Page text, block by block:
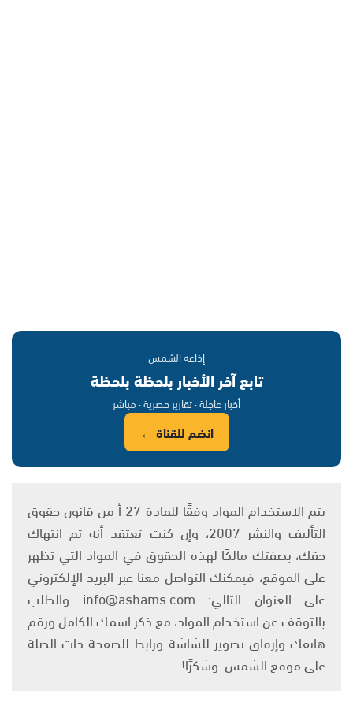
إذاعة الشمس
تابع آخر الأخبار بلحظة بلحظة
أخبار عاجلة · تقارير حصرية · مباشر
انضم للقناة ←
يتم الاستخدام المواد وفقًا للمادة 27 أ من قانون حقوق
التأليف والنشر 2007، وإن كنت تعتقد أنه تم انتهاك
حقك، بصفتك مالكًا لهذه الحقوق في المواد التي تظهر
على الموقع، فيمكنك التواصل معنا عبر البريد الإلكتروني
على العنوان التالي: info@ashams.com والطلب
بالتوقف عن استخدام المواد، مع ذكر اسمك الكامل ورقم
هاتفك وإرفاق تصوير للشاشة ورابط للصفحة ذات الصلة
على موقع الشمس. وشكرًا!